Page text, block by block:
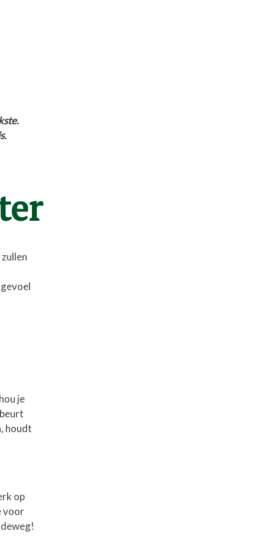
je
houdt
op
voor